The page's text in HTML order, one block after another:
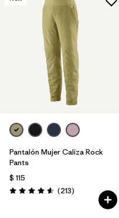
Filtrar por
Filtrar por
Features & Processes
Filtrar por
Materials & Fabric
Pantalón Mujer Caliza Rock
Pants
$ 115
Valoración: 4.6 / 5
(213Comentarios
)